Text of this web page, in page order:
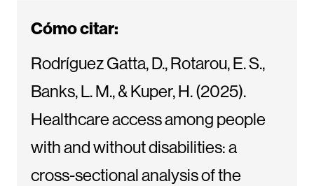
Cómo citar:
Rodríguez Gatta, D., Rotarou, E. S.,
Banks, L. M., & Kuper, H. (2025).
Healthcare access among people
with and without disabilities: a
cross-sectional analysis of the